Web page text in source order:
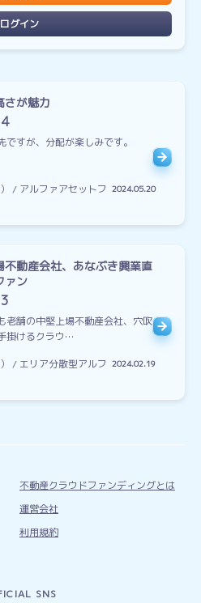
ログイン
さが魅力
4
ですが、分配が楽しみです。
/ アルファアセットフ 2024.05.20
不動産会社、あなぶき興業直
ァン
3
老舗の中堅上場不動産会社、穴吹
掛けるクラウ…
/ エリア分散型アルフ 2024.02.19
不動産クラウドファンディングとは
運営会社
利用規約
SNS